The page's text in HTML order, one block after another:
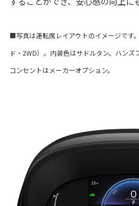
■写真は運転席レイアウトのイメージで
ド・2WD）。内装色はサドルタン。ハン
コンセントはメーカーオプション。